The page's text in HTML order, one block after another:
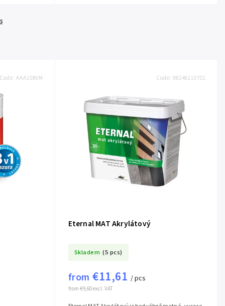
Code: AAA1086M
Eternal MAT Akrylátový
Skladem (5 pcs)
from €9,60 excl. VAT
from €11,61 / pcs
Code: 98246110701